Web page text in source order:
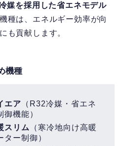
媒を採用した省エネモデル
種は、エネルギー効率が向
も貢献します。
機種
エア （R32冷媒・省エネ
機能）
スリム
（寒冷地向け高暖
ター制御）